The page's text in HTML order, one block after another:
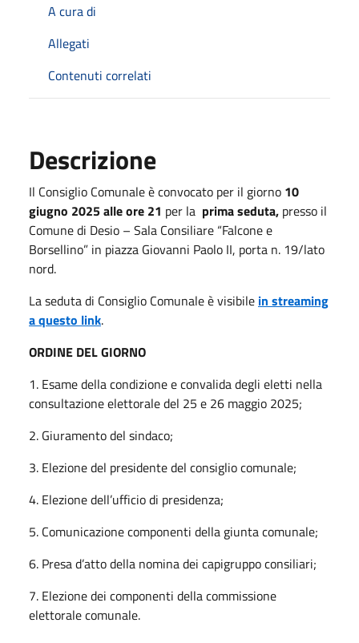
A cura di
Allegati
Contenuti correlati
Descrizione
Il Consiglio Comunale è convocato per il giorno 10
giugno 2025 alle ore 21 per la prima seduta, presso il
Comune di Desio – Sala Consiliare “Falcone e
Borsellino” in piazza Giovanni Paolo II, porta n. 19/lato
nord.
La seduta di Consiglio Comunale è visibile in streaming
a questo link.
ORDINE DEL GIORNO
1. Esame della condizione e convalida degli eletti nella
consultazione elettorale del 25 e 26 maggio 2025;
2. Giuramento del sindaco;
3. Elezione del presidente del consiglio comunale;
4. Elezione dell’ufficio di presidenza;
5. Comunicazione componenti della giunta comunale;
6. Presa d’atto della nomina dei capigruppo consiliari;
7. Elezione dei componenti della commissione
elettorale comunale.